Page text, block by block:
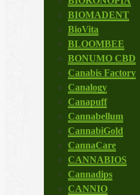
BIOMADENT
BioVita
BLOOMBEE
BONUMO CBD
Canabis Factory
Canalogy
Canapuff
Cannabellum
CannabiGold
CannaCare
CANNABIOS
Cannadips
CANNIO